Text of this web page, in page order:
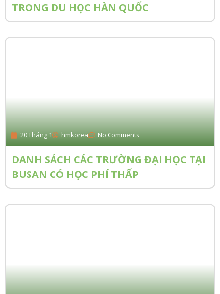
TRONG DU HỌC HÀN QUỐC
20 Tháng 1 hmkorea No Comments
DANH SÁCH CÁC TRƯỜNG ĐẠI HỌC TẠI
BUSAN CÓ HỌC PHÍ THẤP